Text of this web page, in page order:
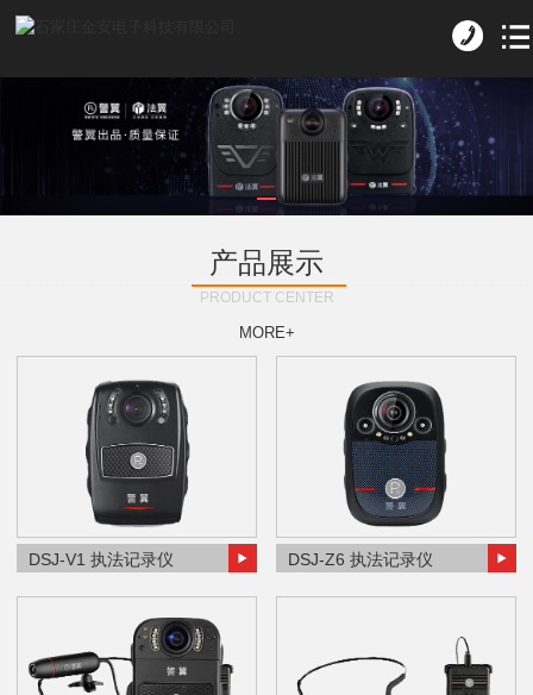
产品展示
PRODUCT CENTER
MORE+
DSJ-V1 执法记录仪 DSJ-Z6 执法记录仪